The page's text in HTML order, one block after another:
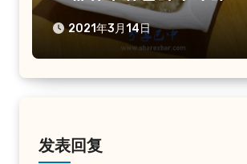
一带的中药风味名小吃
2021年3月14日
发表回复